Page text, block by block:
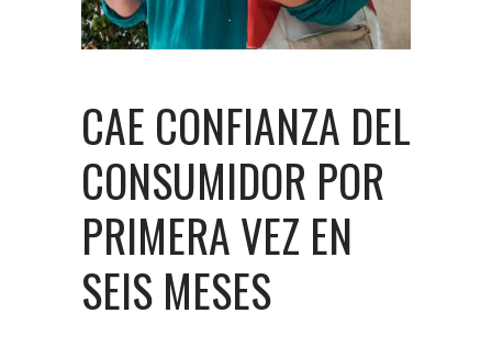
CAE CONFIANZA DEL
CONSUMIDOR POR
PRIMERA VEZ EN
SEIS MESES